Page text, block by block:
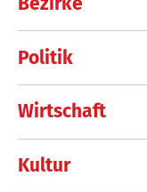
Politik
Wirtschaft
Kultur